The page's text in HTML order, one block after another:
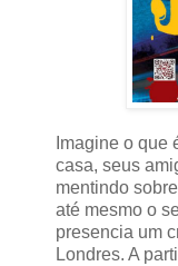
Imagine o que
casa, seus
mentindo
até mesmo o
presencia um
Londres. A